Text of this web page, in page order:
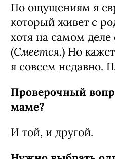
По ощущениям я
который живет с
хотя на самом деле
(Смеется.) Но
я совсем недавно.
Проверочный
маме?
И той, и другой.